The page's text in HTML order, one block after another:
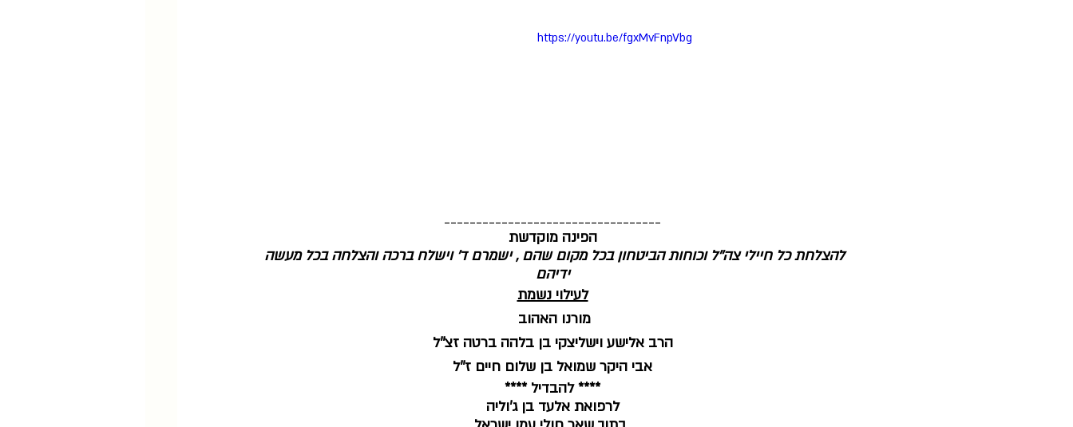
https://youtu.be/fgxMvFnpVbg
__________________________________
הפינה מוקדשת
להצלחת כל חיילי צה''ל וכוחות הביטחון בכל מקום שהם , ישמרם ד' וישלח ברכה והצלחה בכל מעשה
ידיהם
לעילוי נשמת
מורנו האהוב
הרב אלישע וישליצקי בן בלהה ברטה זצ''ל
אבי היקר שמואל בן שלום חיים ז''ל
**** להבדיל ****
לרפואת אלעד בן ג'וליה